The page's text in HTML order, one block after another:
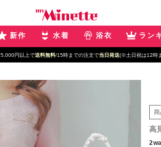
新作 水着 浴衣 ラン
5,000円以上で送料無料/15時までの注文で当日発送(※土日祝は12時
高